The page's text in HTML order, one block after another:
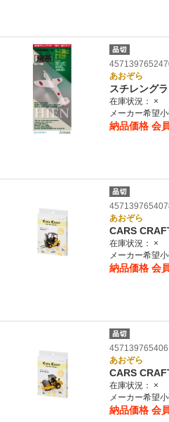
あおぞら
スチレング
在庫状況：
×
メーカー希望
納品価格 会
あおぞら
CARS
在庫状況：
×
メーカー希望
納品価格 会
あおぞら
CARS
在庫状況：
×
メーカー希望
納品価格 会